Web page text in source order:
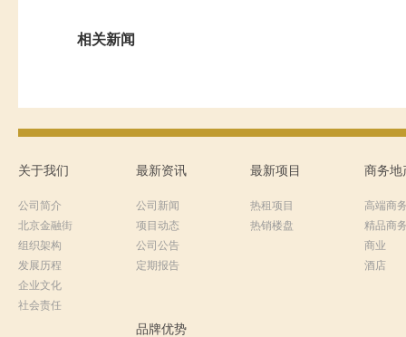
相关新闻
关于我们
公司简介
北京金融街
组织架构
发展历程
企业文化
社会责任
最新资讯
公司新闻
项目动态
公司公告
定期报告
最新项目
热租项目
热销楼盘
商务地
高端商
精品商
商业
酒店
品牌优势